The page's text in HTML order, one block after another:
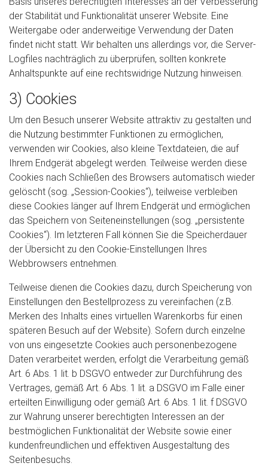
der Stabilität und Funktionalität unserer Website. Eine
Weitergabe oder anderweitige Verwendung der Daten
findet nicht statt. Wir behalten uns allerdings vor, die Server-
Logfiles nachträglich zu überprüfen, sollten konkrete
Anhaltspunkte auf eine rechtswidrige Nutzung hinweisen.
3) Cookies
Um den Besuch unserer Website attraktiv zu gestalten und
die Nutzung bestimmter Funktionen zu ermöglichen,
verwenden wir Cookies, also kleine Textdateien, die auf
Ihrem Endgerät abgelegt werden. Teilweise werden diese
Cookies nach Schließen des Browsers automatisch wieder
gelöscht (sog. „Session-Cookies“), teilweise verbleiben
diese Cookies länger auf Ihrem Endgerät und ermöglichen
das Speichern von Seiteneinstellungen (sog. „persistente
Cookies“). Im letzteren Fall können Sie die Speicherdauer
der Übersicht zu den Cookie-Einstellungen Ihres
Webbrowsers entnehmen.
Teilweise dienen die Cookies dazu, durch Speicherung von
Einstellungen den Bestellprozess zu vereinfachen (z.B.
Merken des Inhalts eines virtuellen Warenkorbs für einen
späteren Besuch auf der Website). Sofern durch einzelne
von uns eingesetzte Cookies auch personenbezogene
Daten verarbeitet werden, erfolgt die Verarbeitung gemäß
Art. 6 Abs. 1 lit. b DSGVO entweder zur Durchführung des
Vertrages, gemäß Art. 6 Abs. 1 lit. a DSGVO im Falle einer
erteilten Einwilligung oder gemäß Art. 6 Abs. 1 lit. f DSGVO
zur Wahrung unserer berechtigten Interessen an der
bestmöglichen Funktionalität der Website sowie einer
kundenfreundlichen und effektiven Ausgestaltung des
Seitenbesuchs.